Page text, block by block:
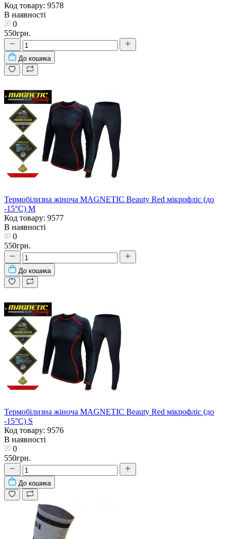
Код товару: 9578
В наявності
0
550грн.
До кошика
Термобілизна жіноча MAGNETIC Beauty Red мікрофліс (до
-15°С) M
Код товару: 9577
В наявності
0
550грн.
До кошика
Термобілизна жіноча MAGNETIC Beauty Red мікрофліс (до
-15°С) S
Код товару: 9576
В наявності
0
550грн.
До кошика